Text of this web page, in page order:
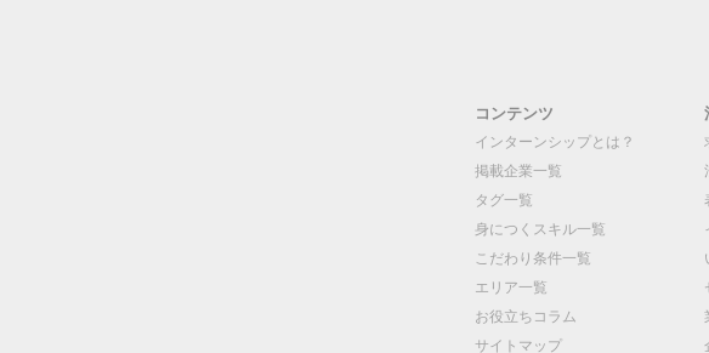
コンテンツ
インターンシップとは？
掲載企業一覧
タグ一覧
身につくスキル一覧
こだわり条件一覧
エリア一覧
お役立ちコラム
サイトマップ